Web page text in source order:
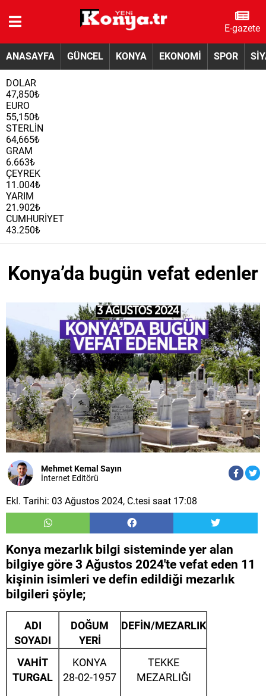
E-gazete
ANASAYFA GÜNCEL KONYA EKONOMİ SPOR
DOLAR
47,850₺
EURO
55,150₺
STERLİN
64,665₺
GRAM
6.663₺
ÇEYREK
11.004₺
YARIM
21.902₺
CUMHURİYET
43.250₺
Konya’da bugün vefat edenler
Mehmet Kemal Sayın
İnternet Editörü
Ekl. Tarihi: 03 Ağustos 2024, C.tesi saat 17:08
Konya mezarlık bilgi sisteminde yer alan
bilgiye göre 3 Ağustos 2024'te vefat eden 11
kişinin isimleri ve defin edildiği mezarlık
bilgileri şöyle;
ADI
SOYADI
DOĞUM
YERİ
DEFİN/MEZARLIK
VAHİT
TURGAL
KONYA
28-02-1957
TEKKE
MEZARLIĞI